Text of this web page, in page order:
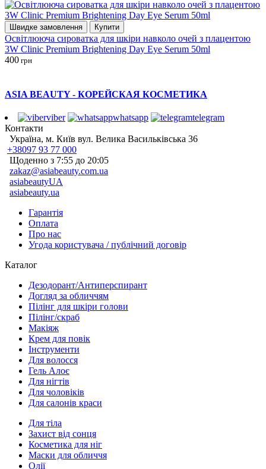
Швидке замовлення Купити
Освітлююча сироватка для шкіри навколо очей з плацентою
3W Clinic Premium Brightening Day Eye Serum 50ml
400 грн
ASIA BEAUTY - КОРЕЙСКАЯ КОСМЕТИКА
viber whatsapp
telegram
Контакти
Україна, м. Київ вул. Велика Васильківська 36
+38097 93 77 000
Щоденно з 7:55 до 20:05
zakaz@asiabeauty.com.ua
asiabeautyUA
asiabeauty.ua
Гарантія
Оплата
Про нас
Угода користувача / публічний договір
Каталог
Дезодорант/Антиперспирант
Догляд за обличчям
Пілінг для шкіри голови
Пілінг/скраб
Макіяж
Крем для повік
Інструменти
Для волосся
Гель Алоє
Для нігтів
Для чоловіків
Для салонів краси
Для тіла
Захист від сонця
Косметика для ніг
Маски для обличчя
Олії